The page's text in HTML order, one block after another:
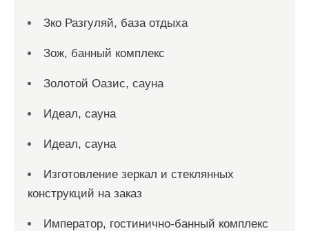
Зко Разгуляй, база отдыха
Зож, банный комплекс
Золотой Оазис, сауна
Идеал, сауна
Идеал, сауна
Изготовление зеркал и стеклянных
конструкций на заказ
Император, гостинично-банный комплекс